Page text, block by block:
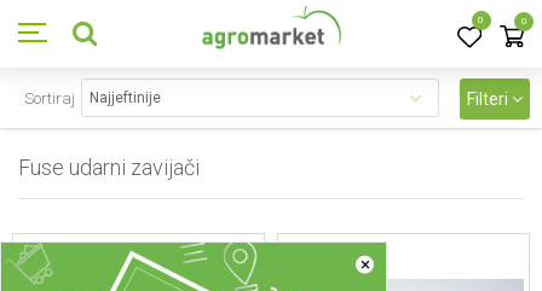
0 0
×
Fuse udarni zavijači
Sortiraj Filteri